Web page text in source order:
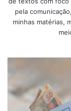
pela
minhas matérias,
de
perderem